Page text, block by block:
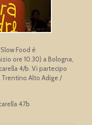
Food è
ore 10.30) a Bologna,
4/b. Vi partecipo
Alto Adige /
47b